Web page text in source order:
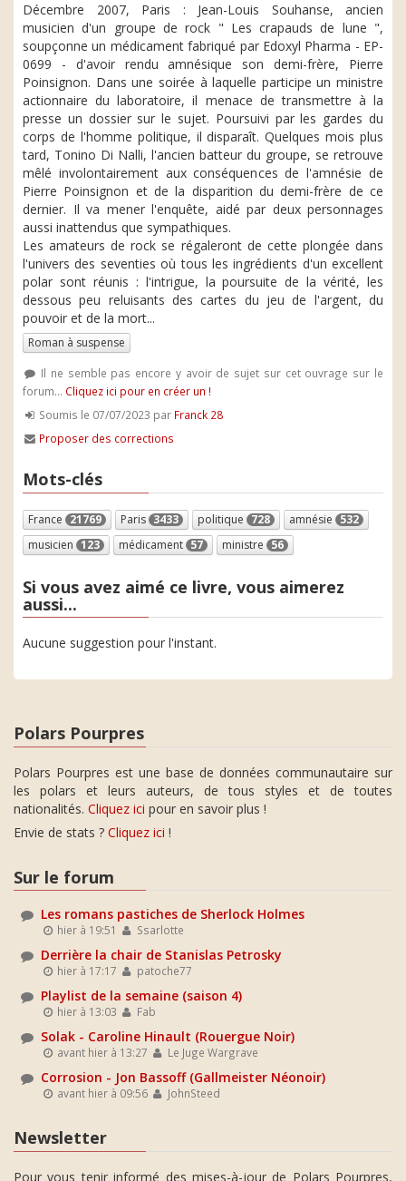
Décembre 2007, Paris : Jean-Louis Souhanse, ancien
musicien d'un groupe de rock " Les crapauds de lune ",
soupçonne un médicament fabriqué par Edoxyl Pharma - EP-
0699 - d'avoir rendu amnésique son demi-frère, Pierre
Poinsignon. Dans une soirée à laquelle participe un ministre
actionnaire du laboratoire, il menace de transmettre à la
presse un dossier sur le sujet. Poursuivi par les gardes du
corps de l'homme politique, il disparaît. Quelques mois plus
tard, Tonino Di Nalli, l'ancien batteur du groupe, se retrouve
mêlé involontairement aux conséquences de l'amnésie de
Pierre Poinsignon et de la disparition du demi-frère de ce
dernier. Il va mener l'enquête, aidé par deux personnages
aussi inattendus que sympathiques.
Les amateurs de rock se régaleront de cette plongée dans
l'univers des seventies où tous les ingrédients d'un excellent
polar sont réunis : l'intrigue, la poursuite de la vérité, les
dessous peu reluisants des cartes du jeu de l'argent, du
pouvoir et de la mort...
Roman à suspense
Il ne semble pas encore y avoir de sujet sur cet ouvrage sur le
forum... Cliquez ici pour en créer un !
Soumis le 07/07/2023 par Franck 28
Proposer des corrections
Mots-clés
France 21769 Paris 3433 politique 728 amnésie 532
musicien 123 médicament 57 ministre 56
Si vous avez aimé ce livre, vous aimerez
aussi...
Aucune suggestion pour l'instant.
Polars Pourpres
Polars Pourpres est une base de données communautaire sur
les polars et leurs auteurs, de tous styles et de toutes
nationalités. Cliquez ici pour en savoir plus !
Envie de stats ? Cliquez ici !
Sur le forum
Les romans pastiches de Sherlock Holmes
hier à 19:51 Ssarlotte
Derrière la chair de Stanislas Petrosky
hier à 17:17 patoche77
Playlist de la semaine (saison 4)
hier à 13:03 Fab
Solak - Caroline Hinault (Rouergue Noir)
avant hier à 13:27 Le Juge Wargrave
Corrosion - Jon Bassoff (Gallmeister Néonoir)
avant hier à 09:56 JohnSteed
Newsletter
Pour vous tenir informé des mises-à-jour de Polars Pourpres,